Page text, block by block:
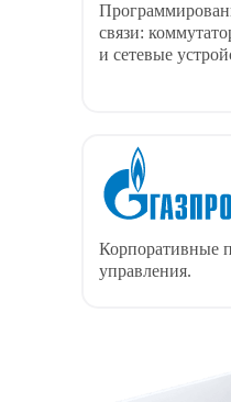
связи:
и сетевые
Корпоративные
управления.